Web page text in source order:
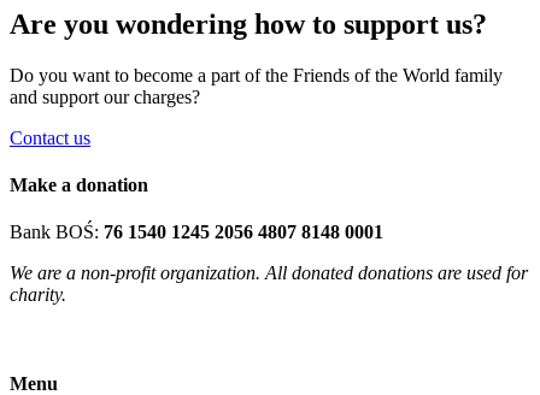
Are you wondering how to support us?
Do you want to become a part of the Friends of the World family
and support our charges?
Contact us
Make a donation
Bank BOŚ: 76 1540 1245 2056 4807 8148 0001
We are a non-profit organization. All donated donations are used for
charity.
Menu